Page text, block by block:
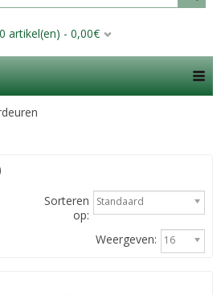
0 artikel(en) - 0,00€
Sorteren
op:
Standaard
Weergeven: 16